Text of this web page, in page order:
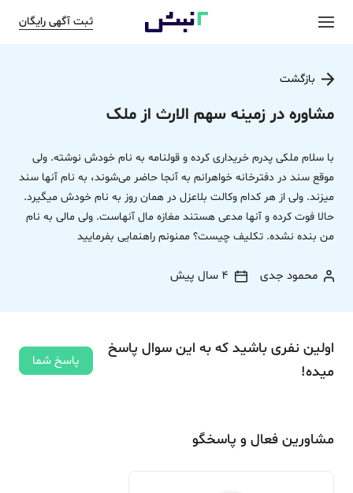
ثبت آگهی رایگان
بازگشت
مشاوره در زمینه سهم الارث از ملک
با سلام ملکی پدرم خریداری کرده و قولنامه به نام خودش نوشته. ولی
موقع سند در دفترخانه خواهرانم به آنجا حاضر می‌شوند، به نام آنها سند
میزند. ولی از هر کدام وکالت بلاعزل در همان روز به نام خودش میگیرد.
حالا فوت کرده و آنها مدعی هستند مغازه مال آنهاست. ولی مالی به نام
من بنده نشده. تکلیف چیست؟ ممنونم راهنمایی بفرمایید
محمود جدی 4 سال پیش
اولین نفری باشید که به این سوال پاسخ
میده!
پاسخ شما
مشاورین فعال و پاسخگو